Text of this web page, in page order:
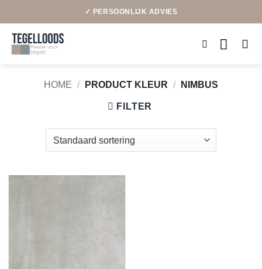
naar
inhoud
✓ PERSOONLIJK ADVIES
HOME / PRODUCT KLEUR / NIMBUS
FILTER